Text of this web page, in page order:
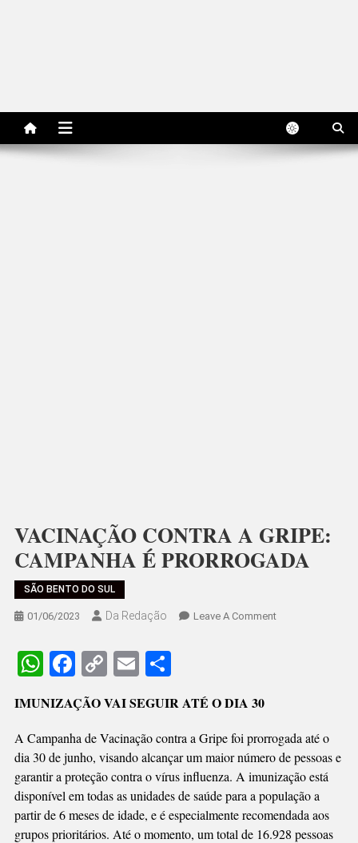
VACINAÇÃO CONTRA A GRIPE:
CAMPANHA É PRORROGADA
SÃO BENTO DO SUL
01/06/2023 Da Redação Leave A CommentOn
PRORROGADA
WhatsApp
Facebook
CopyEmailShare
IMUNIZAÇÃO VAI SEGUIR ATÉ O DIA 30
A Campanha de Vacinação contra a Gripe foi prorrogada até o
dia 30 de junho, visando alcançar um maior número de pessoas e
garantir a proteção contra o vírus influenza. A imunização está
disponível em todas as unidades de saúde para a população a
partir de 6 meses de idade, e é especialmente recomendada aos
grupos prioritários. Até o momento, um total de 16.928 pessoas